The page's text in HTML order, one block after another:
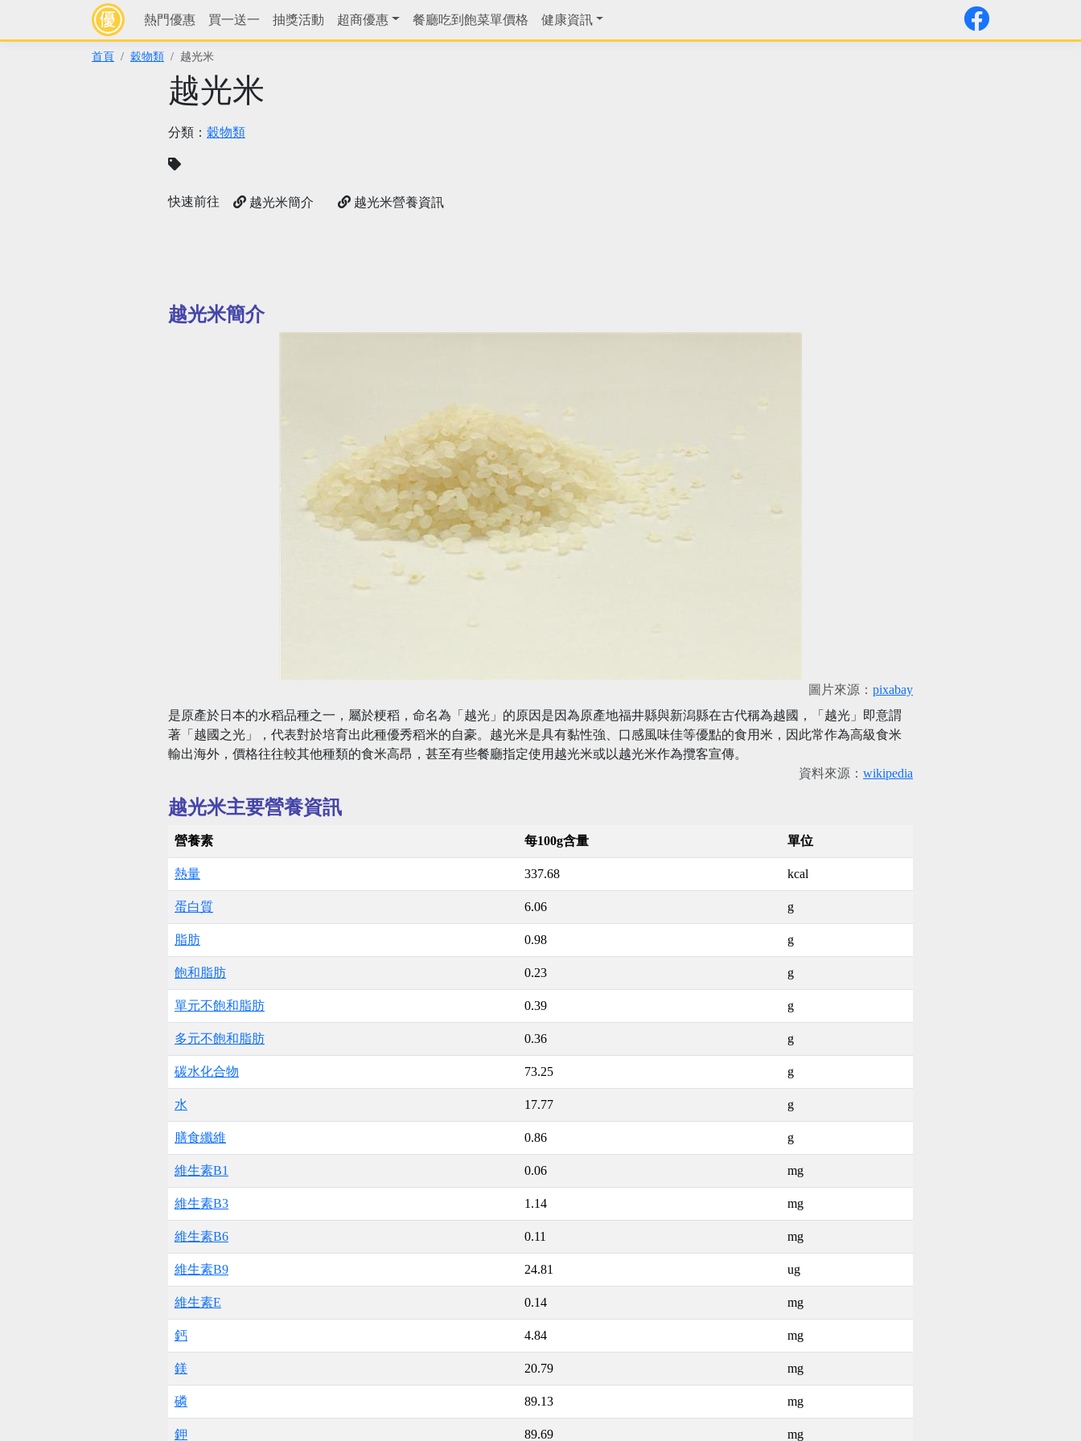
熱門優惠 買一送一 抽獎活動 超商優惠 餐廳吃到飽菜單價格 健康資訊
首頁 穀物類 越光米
越光米
分類： 穀物類
快速前往 越光米簡介 越光米營養資訊
越光米簡介
圖片來源： pixabay
是原產於日本的水稻品種之一，屬於粳稻，命名為「越光」的原因是因為原產地福井縣與新潟縣在古代稱為越國，「越光」即意謂
著「越國之光」，代表對於培育出此種優秀稻米的自豪。越光米是具有黏性強、口感風味佳等優點的食用米，因此常作為高級食米
輸出海外，價格往往較其他種類的食米高昂，甚至有些餐廳指定使用越光米或以越光米作為攬客宣傳。
資料來源： wikipedia
越光米主要營養資訊
營養素 每100g含量 單位
熱量 337.68 kcal
蛋白質 6.06 g
脂肪 0.98 g
飽和脂肪 0.23 g
單元不飽和脂肪 0.39 g
多元不飽和脂肪 0.36 g
碳水化合物 73.25 g
水 17.77 g
膳食纖維 0.86 g
維生素B1 0.06 mg
維生素B3 1.14 mg
維生素B6 0.11 mg
維生素B9 24.81 ug
維生素E 0.14 mg
鈣 4.84 mg
鎂 20.79 mg
磷 89.13 mg
鉀 89.69 mg